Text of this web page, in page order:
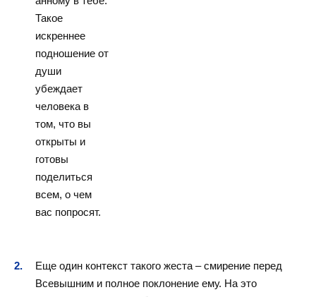
Такое
искреннее
подношение от
души
убеждает
человека в
том, что вы
открыты и
готовы
поделиться
всем, о чем
вас попросят.
Еще один контекст такого жеста – смирение перед
Всевышним и полное поклонение ему. На это